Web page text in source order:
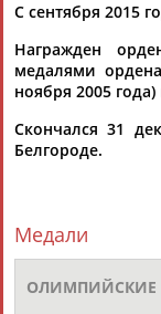
ЦЕЛИ ПРОЕКТА
© Стадион, 1998-2026
Подпишись
С сентября 2015
Награжден
медалями
ноября 2005
Скончался 31
Белгороде.
Медали
ОЛИМПИЙСКИЕ